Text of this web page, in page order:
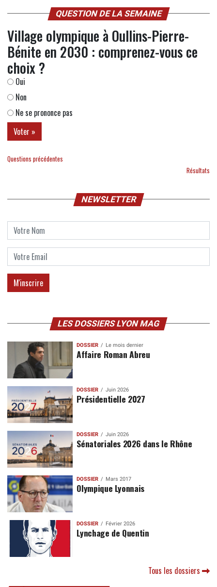
QUESTION DE LA SEMAINE
Village olympique à Oullins-Pierre-
Bénite en 2030 : comprenez-vous ce
choix ?
Oui
Non
Ne se prononce pas
Questions précédentes
Résultats
NEWSLETTER
LES DOSSIERS LYON MAG
DOSSIER Le mois dernier
Affaire Roman Abreu
DOSSIER Juin 2026
Présidentielle 2027
DOSSIER Juin 2026
Sénatoriales 2026 dans le Rhône
DOSSIER Mars 2017
Olympique Lyonnais
DOSSIER Février 2026
Lynchage de Quentin
Tous les dossiers